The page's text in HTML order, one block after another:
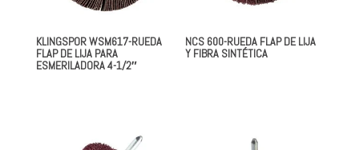
KLINGSPOR WSM617-RUEDA
FLAP DE LIJA PARA
ESMERILADORA 4-1/2″
NCS 600-RUEDA FLAP DE LIJA
Y FIBRA SINTÉTICA